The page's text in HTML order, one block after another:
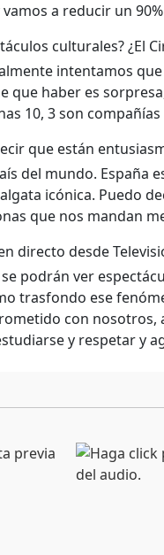
a reducir un
culturales? ¿El
intentamos
que haber es
10, 3 son
que están
del mundo. España
icónica. Puedo
que nos mandan
directo desde
se podrán ver
trasfondo ese
con
y respetar y